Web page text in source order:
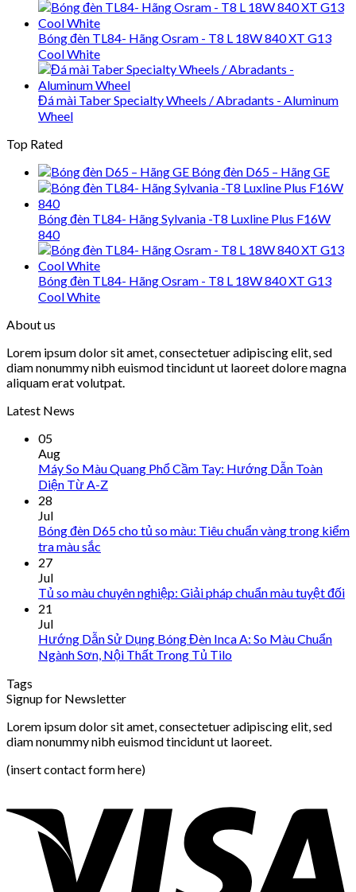
Bóng đèn TL84- Hãng Osram - T8 L 18W 840 XT G13
Cool White
Đá mài Taber Specialty Wheels / Abradants - Aluminum
Wheel
Top Rated
Bóng đèn D65 – Hãng GE
Bóng đèn TL84- Hãng Sylvania -T8 Luxline Plus F16W
840
Bóng đèn TL84- Hãng Osram - T8 L 18W 840 XT G13
Cool White
About us
Lorem ipsum dolor sit amet, consectetuer adipiscing elit, sed
diam nonummy nibh euismod tincidunt ut laoreet dolore magna
aliquam erat volutpat.
Latest News
05
Aug
Máy So Màu Quang Phổ Cầm Tay: Hướng Dẫn Toàn
Diện Từ A-Z
28
Jul
Bóng đèn D65 cho tủ so màu: Tiêu chuẩn vàng trong kiểm
tra màu sắc
27
Jul
Tủ so màu chuyên nghiệp: Giải pháp chuẩn màu tuyệt đối
21
Jul
Hướng Dẫn Sử Dụng Bóng Đèn Inca A: So Màu Chuẩn
Ngành Sơn, Nội Thất Trong Tủ Tilo
Tags
Signup for Newsletter
Lorem ipsum dolor sit amet, consectetuer adipiscing elit, sed
diam nonummy nibh euismod tincidunt ut laoreet.
(insert contact form here)